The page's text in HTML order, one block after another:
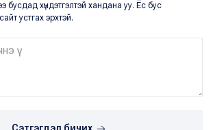
бусдад хүндэтгэлтэй хандана уу. Ёс бус
устгах эрхтэй.